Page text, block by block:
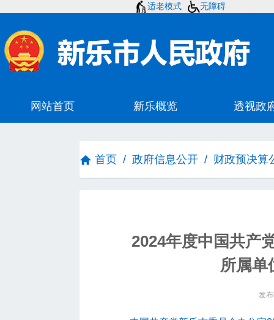
适老模式 无障碍
首页 / 政府信息公开 / 财政预决算
2024年度中国共产
所属单
发